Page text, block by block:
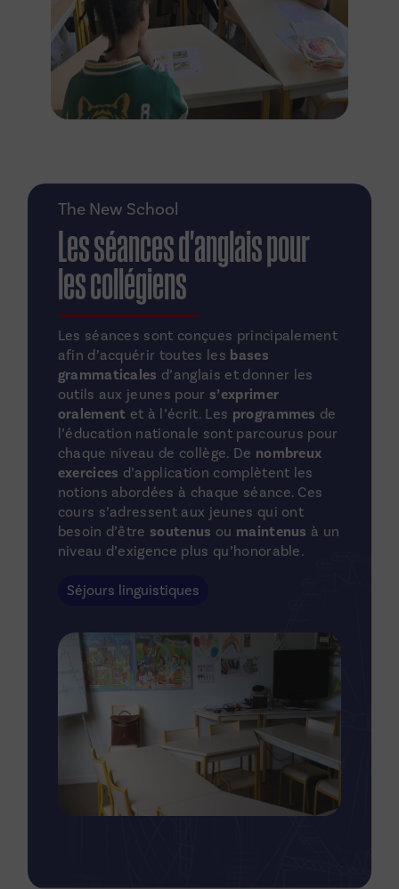
The New School
Les séances d'anglais pour
les collégiens
Les séances sont conçues principalement
afin d’acquérir toutes les bases
grammaticales d’anglais et donner les
outils aux jeunes pour s’exprimer
oralement et à l’écrit. Les programmes de
l’éducation nationale sont parcourus pour
chaque niveau de collège. De nombreux
exercices d’application complètent les
notions abordées à chaque séance. Ces
cours s’adressent aux jeunes qui ont
besoin d’être soutenus ou maintenus à un
niveau d’exigence plus qu’honorable.
Séjours linguistiques